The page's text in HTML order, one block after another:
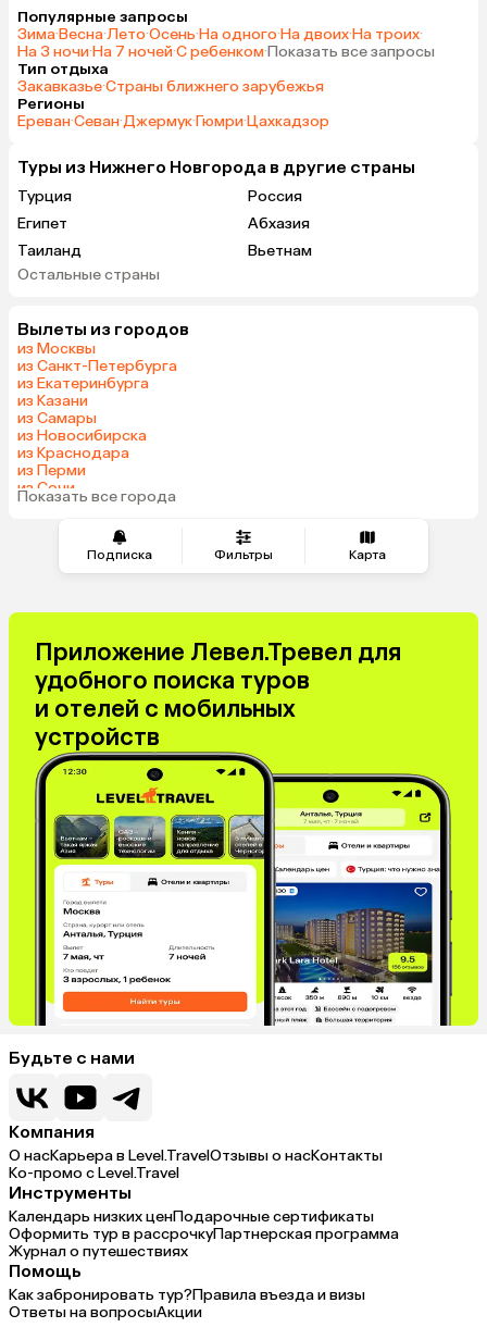
Подписка Фильтры Карта
Популярные запросы
Зима·Весна·Лето·Осень·На одного·На двоих·На троих·
На 3 ночи·На 7 ночей·С ребенком·Показать все запросы
Тип отдыха
Закавказье·Страны ближнего зарубежья
Регионы
Ереван·Севан·Джермук·Гюмри·Цахкадзор
Туры из Нижнего Новгорода в другие страны
Турция
Россия
Египет
Абхазия
Таиланд
Вьетнам
ОАЭ
Беларусь
Шри-Ланка
Азербайджан
Катар
Гонконг
Таджикистан
Остальные страны
Вылеты из городов
из Москвы
из Санкт-Петербурга
из Екатеринбурга
из Казани
из Самары
из Новосибирска
из Краснодара
из Перми
из Сочи
из Челябинска
Показать все города
Приложение Левел.Тревел для
удобного поиска туров
и отелей с мобильных
устройств
Будьте с нами
Компания
О насКарьера в Level.TravelОтзывы о насКонтакты
Ко-промо с Level.Travel
Инструменты
Календарь низких ценПодарочные сертификаты
Оформить тур в рассрочкуПартнерская программа
Журнал о путешествиях
Помощь
Как забронировать тур?Правила въезда и визы
Ответы на вопросыАкции